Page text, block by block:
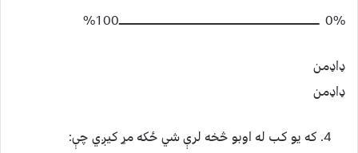
0% ـــــــــــــــــــــــــــــــــــــــــــــــــــــــــــــــــــــــــــــــــــــــــــــــــــــــــــــــــــــــــــــ100%
ډاډمن
ډاډمن
که يو کب له اوبو څخه لرې شي ځکه مړ کيږي چې: